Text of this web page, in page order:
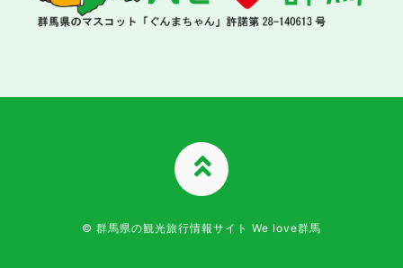
TOPへ
© 群馬県の観光旅行情報サイト We love群馬